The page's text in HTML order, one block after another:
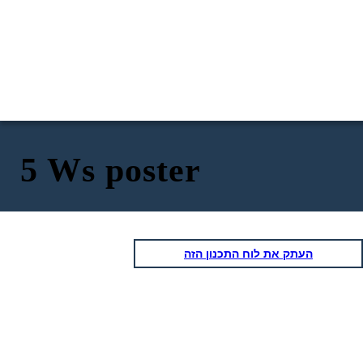
5 Ws poster
העתק את לוח התכנון הזה